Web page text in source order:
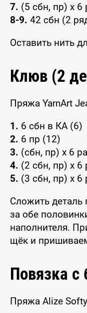
7. (5 сбн, пр) x 6
8-9. 42 сбн (2
Оставить нить
Клюв (2
Пряжа YarnArt
1. 6 сбн в КА (6)
2. 6 пр (12)
3. (сбн, пр) x 6
4. (2 сбн, пр) x 6
5. (3 сбн, пр) x 6
Сложить деталь
за обе
наполнителя.
щёк и
Повязка с
Пряжа Alize